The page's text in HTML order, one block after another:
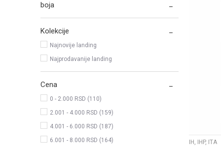
boja
Kolekcije
Najnovije landing
Najprodavanije landing
Cena
0 - 2.000 RSD (110)
2.001 - 4.000 RSD (159)
4.001 - 6.000 RSD (187)
6.001 - 8.000 RSD (164)
IH, IHP, ITA